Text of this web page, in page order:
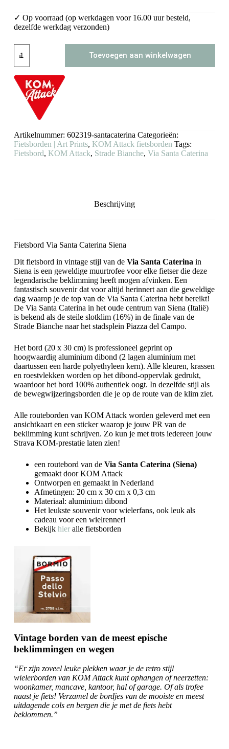
✓ Op voorraad (op werkdagen voor 16.00 uur besteld,
dezelfde werkdag verzonden)
Fietsbord
Via
Santa
Caterina
Siena
KOM
Attack
aantal
Toevoegen aan winkelwagen
Artikelnummer: 602319-santacaterina Categorieën:
Fietsborden | Art Prints, KOM Attack fietsborden Tags:
Fietsbord, KOM Attack, Strade Bianche, Via Santa Caterina
Beschrijving
Fietsbord Via Santa Caterina Siena
Dit fietsbord in vintage stijl van de Via Santa Caterina in
Siena is een geweldige muurtrofee voor elke fietser die deze
legendarische beklimming heeft mogen afvinken. Een
fantastisch souvenir dat voor altijd herinnert aan die geweldige
dag waarop je de top van de Via Santa Caterina hebt bereikt!
De Via Santa Caterina in het oude centrum van Siena (Italië)
is bekend als de steile slotklim (16%) in de finale van de
Strade Bianche naar het stadsplein Piazza del Campo.
Het bord (20 x 30 cm) is professioneel geprint op
hoogwaardig aluminium dibond (2 lagen aluminium met
daartussen een harde polyethyleen kern). Alle kleuren, krassen
en roestvlekken worden op het dibond-oppervlak gedrukt,
waardoor het bord 100% authentiek oogt. In dezelfde stijl als
de bewegwijzeringsborden die je op de route van de klim ziet.
Alle routeborden van KOM Attack worden geleverd met een
ansichtkaart en een sticker waarop je jouw PR van de
beklimming kunt schrijven. Zo kun je met trots iedereen jouw
Strava KOM-prestatie laten zien!
een routebord van de Via Santa Caterina (Siena)
gemaakt door KOM Attack
Ontworpen en gemaakt in Nederland
Afmetingen: 20 cm x 30 cm x 0,3 cm
Materiaal: aluminium dibond
Het leukste souvenir voor wielerfans, ook leuk als
cadeau voor een wielrenner!
Bekijk hieralle fietsborden
Vintage borden van de meest epische
beklimmingen en wegen
“Er zijn zoveel leuke plekken waar je de retro stijl
wielerborden van KOM Attack kunt ophangen of neerzetten:
woonkamer, mancave, kantoor, hal of garage. Of als trofee
naast je fiets! Verzamel de bordjes van de mooiste en meest
uitdagende cols en bergen die je met de fiets hebt
beklommen.”